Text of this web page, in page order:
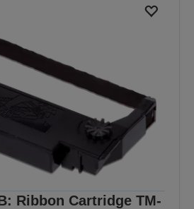
Ribbon Cartridge TM-